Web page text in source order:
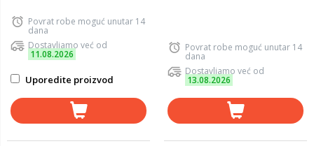
Povrat robe moguć unutar 14
dana
Dostavljamo već od
11.08.2026
Uporedite proizvod
Povrat robe moguć unutar 14
dana
Dostavljamo već od
13.08.2026